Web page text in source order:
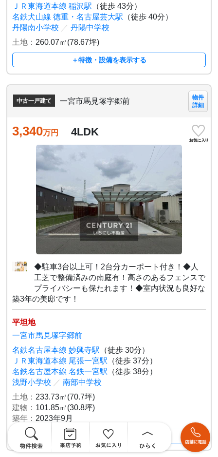
ＪＲ東海道本線 稲沢駅 （徒歩 43分）
名鉄犬山線 徳重・名古屋芸大駅 （徒歩 40分）
丹陽南小学校 ／ 丹陽中学校
土地： 260.07㎡(78.67坪)
＋特徴・設備を表示する
中古一戸建て 一宮市馬見塚字郷前
物件
詳細
3,340万円 4LDK
◆駐車3台以上可！2台分カーポート付き！◆人
工芝で整備済みの南庭有！高さのあるフェンスで
プライバシーも保たれます！◆室内状況も良好な
築3年の美邸です！
平坦地
一宮市馬見塚字郷前
名鉄名古屋本線 妙興寺駅 （徒歩 30分）
ＪＲ東海道本線 尾張一宮駅 （徒歩 37分）
名鉄名古屋本線 名鉄一宮駅 （徒歩 38分）
浅野小学校 ／ 南部中学校
土地： 233.73㎡(70.7坪)
建物： 101.85㎡(30.8坪)
築年： 2023年9月
＋特徴・設備を表示する